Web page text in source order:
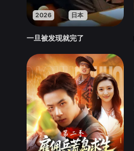
2026 日本
一旦被发现就完了